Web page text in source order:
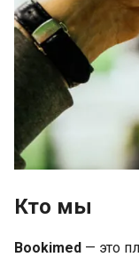
Кто мы
Bookimed — это